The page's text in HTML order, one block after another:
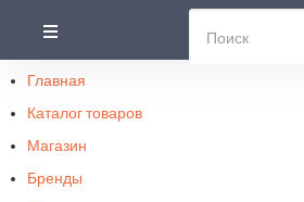
Главная
Каталог товаров
Магазин
Бренды